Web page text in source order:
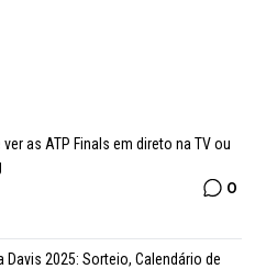
as ATP Finals em direto na TV ou
0
Davis 2025: Sorteio, Calendário de